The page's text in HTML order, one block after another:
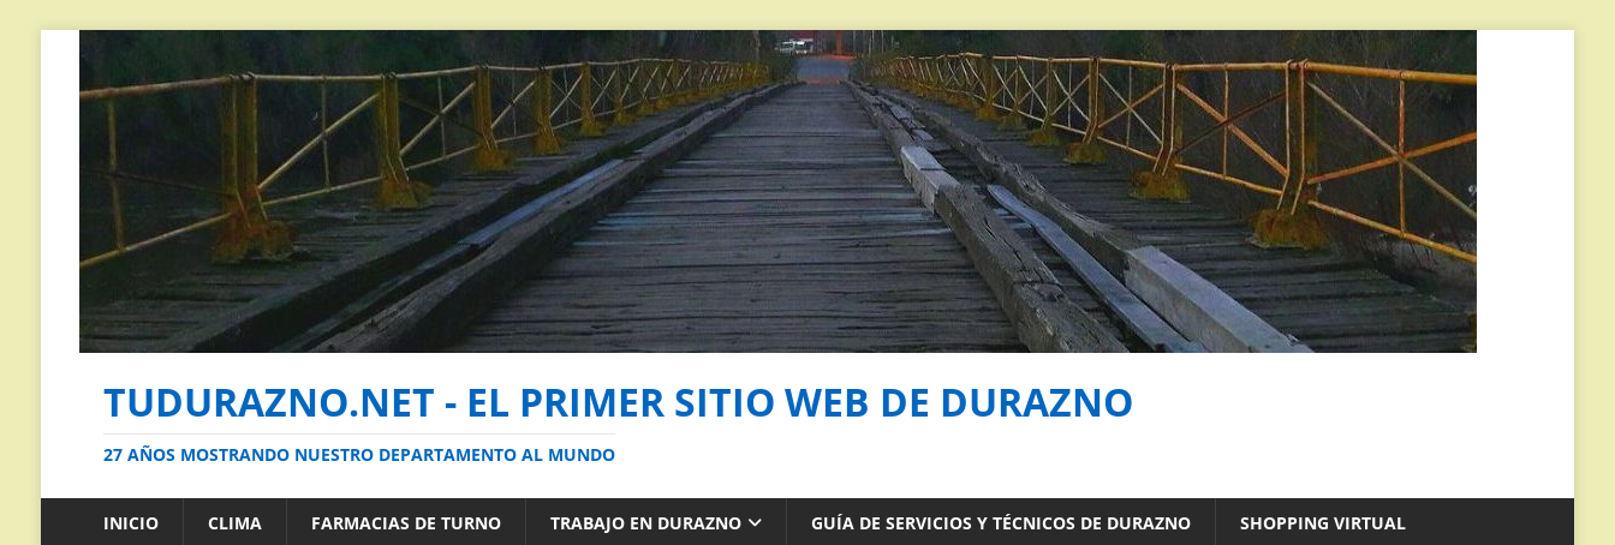
TUDURAZNO.NET - EL PRIMER SITIO WEB DE DURAZNO
27 AÑOS MOSTRANDO NUESTRO DEPARTAMENTO AL MUNDO
INICIO CLIMA FARMACIAS DE TURNO TRABAJO EN DURAZNO GUÍA DE SERVICIOS Y TÉCNICOS DE DURAZNO SHOPPING VIRTUAL